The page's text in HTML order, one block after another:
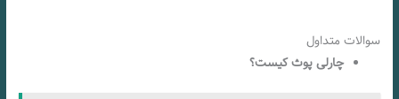
سوالات متداول
چارلی پوث کیست؟